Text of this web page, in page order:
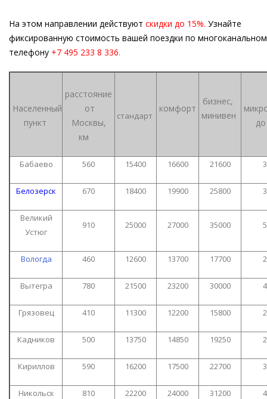
На этом направлении действуют скидки до 15%. Узнайте
фиксированную стоимость вашей поездки по
телефону +7 495 233 8 336.
Населенный
пункт
расстояние
от
Москвы,
км
стандарт
комфорт
бизнес,
минивен
до
Бабаево 560 15400 16600 21600
Белозерск 670 18400 19900 25800
Великий
Устюг
910 25000 27000 35000
Вологда 460 12600 13700 17700
Вытегра 780 21500 23200 30000
Грязовец 410 11300 12200 15800
Кадников 500 13750 14850 19250
Кириллов 590 16200 17500 22700
Никольск 810 22200 24000 31200